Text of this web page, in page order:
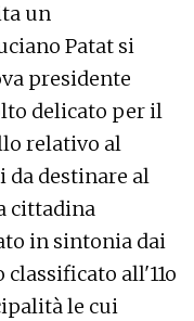
un
Patat si
presidente
delicato per il
relativo al
da destinare al
cittadina
in sintonia dai
all'11o
le cui